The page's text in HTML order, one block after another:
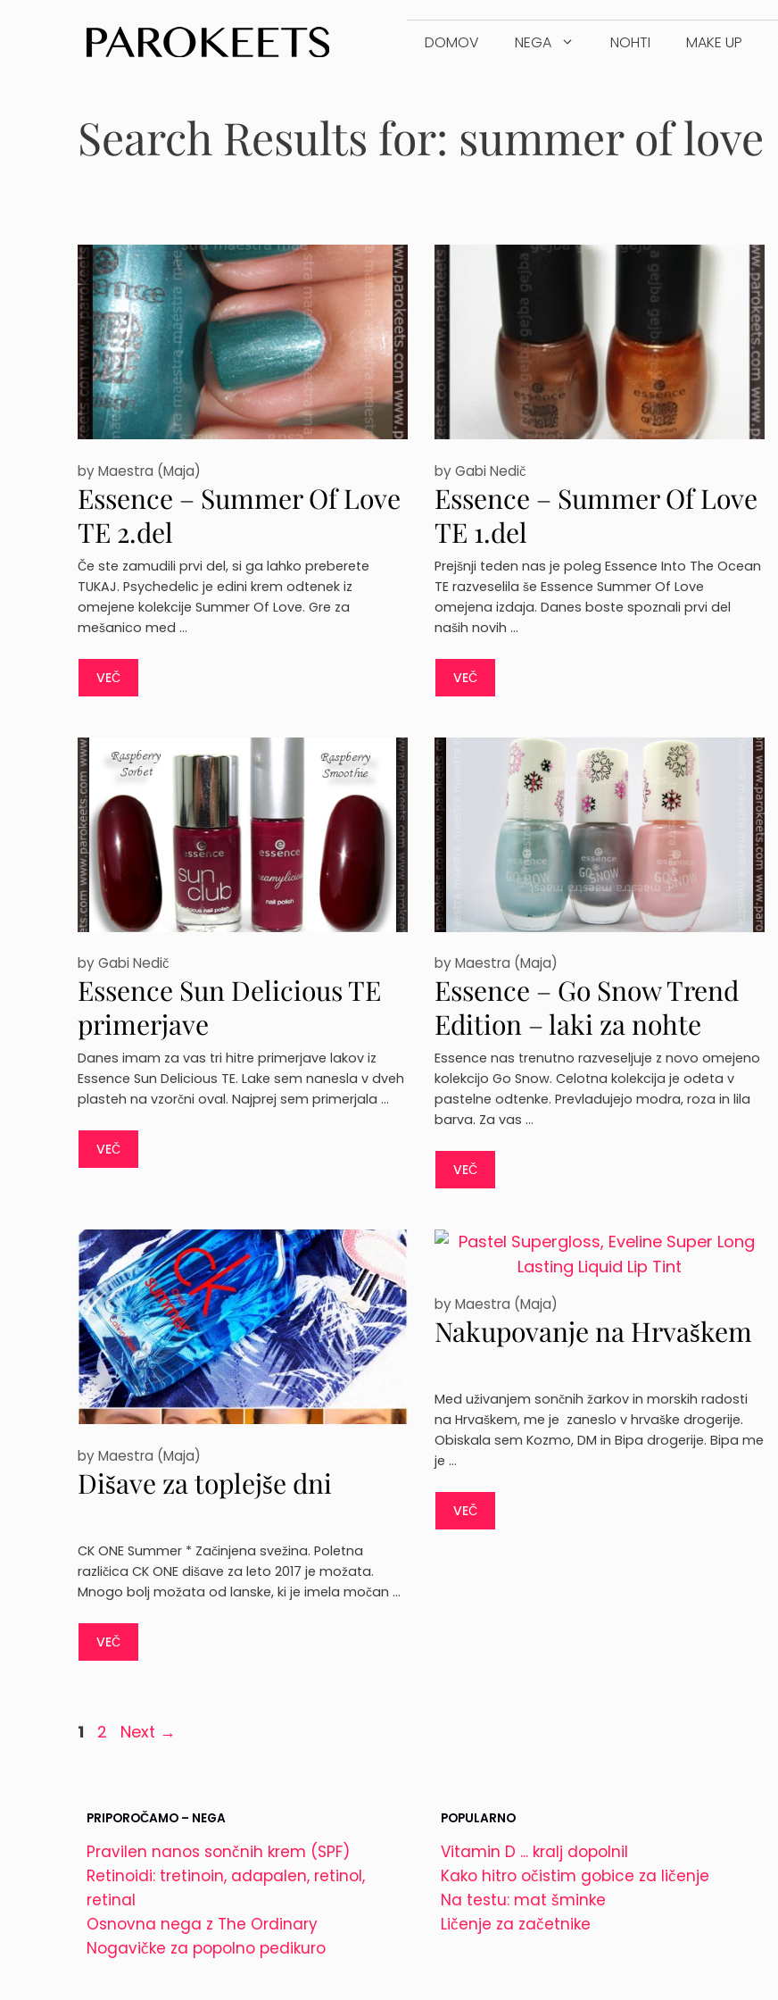
content
DOMOV NEGA NOHTI MAKE UP
Search Results for: summer of love
Essence – Summer Of Love
TE 2.del
byMaestra (Maja)
Če ste zamudili prvi del, si ga lahko preberete
TUKAJ. Psychedelic je edini krem odtenek iz
omejene kolekcije Summer Of Love. Gre za
mešanico med …
VEČ
Essence – Summer Of Love
TE 1.del
byGabi Nedič
Prejšnji teden nas je poleg Essence Into The Ocean
TE razveselila še Essence Summer Of Love
omejena izdaja. Danes boste spoznali prvi del
naših novih …
VEČ
Essence Sun Delicious TE
primerjave
byGabi Nedič
Danes imam za vas tri hitre primerjave lakov iz
Essence Sun Delicious TE. Lake sem nanesla v dveh
plasteh na vzorčni oval. Najprej sem primerjala …
VEČ
Essence – Go Snow Trend
Edition – laki za nohte
byMaestra (Maja)
Essence nas trenutno razveseljuje z novo omejeno
kolekcijo Go Snow. Celotna kolekcija je odeta v
pastelne odtenke. Prevladujejo modra, roza in lila
barva. Za vas …
VEČ
Dišave za toplejše dni
byMaestra (Maja)
CK ONE Summer * Začinjena svežina. Poletna
različica CK ONE dišave za leto 2017 je možata.
Mnogo bolj možata od lanske, ki je imela močan …
VEČ
Nakupovanje na Hrvaškem
byMaestra (Maja)
Med uživanjem sončnih žarkov in morskih radosti
na Hrvaškem, me je zaneslo v hrvaške drogerije.
Obiskala sem Kozmo, DM in Bipa drogerije. Bipa me
je …
VEČ
Page
1 Page
2 Next →
PRIPOROČAMO – NEGA
Pravilen nanos sončnih krem (SPF)
Retinoidi: tretinoin, adapalen, retinol,
retinal
Osnovna nega z The Ordinary
Nogavičke za popolno pedikuro
POPULARNO
Vitamin D ... kralj dopolnil
Kako hitro očistim gobice za ličenje
Na testu: mat šminke
Ličenje za začetnike